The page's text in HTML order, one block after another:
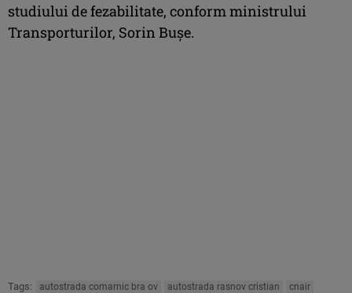
studiului de fezabilitate, conform ministrului
Transporturilor, Sorin Buşe.
Tags: autostrada comarnic bra ov autostrada rasnov cristian cnair